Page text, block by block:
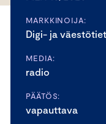
MARKKINOIJA:
Digi- ja
MEDIA:
radio
PÄÄTÖS:
vapauttava